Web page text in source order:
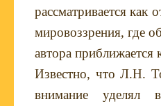
рассматривается как
мировоззрения, где
автора приближается
Известно, что Л.Н.
внимание уделял